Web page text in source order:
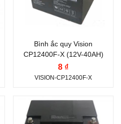
Dung lượng (Ah): 40 Ah
Công nghệ:Xả sâu
(Deep-Cycle Flooded)
Vị trí cọc:Cọc nghịch L
Kiểu cọc:Cọc bắt ốc
Bình ắc quy Vision
CP12400F-X (12V-40AH)
8 ₫
VISION-CP12400F-X
Thương hiệu ắc quy:
VISION